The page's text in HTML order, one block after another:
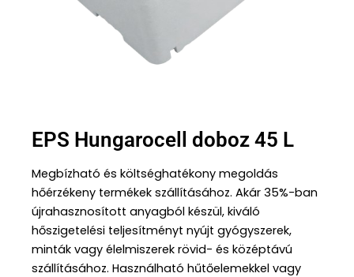
EPS Hungarocell doboz 45 L
Megbízható és költséghatékony megoldás
hőérzékeny termékek szállításához. Akár 35%-ban
újrahasznosított anyagból készül, kiváló
hőszigetelési teljesítményt nyújt gyógyszerek,
minták vagy élelmiszerek rövid- és középtávú
szállításához. Használható hűtőelemekkel vagy